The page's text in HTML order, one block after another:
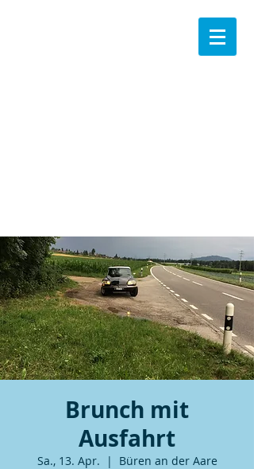
Brunch mit
Ausfahrt
Sa., 13. Apr.
  |
Büren an der Aare